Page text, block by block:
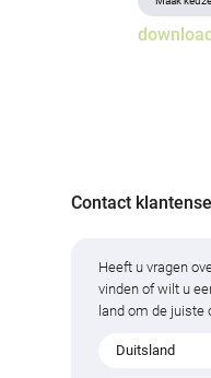
Contact
Heeft u vragen
vinden of wilt u
land om de juiste
Duitsland